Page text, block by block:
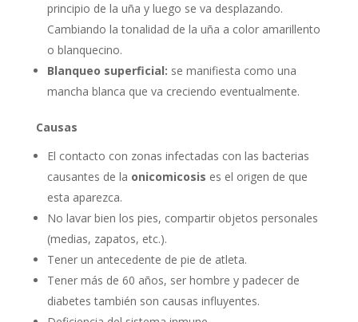
principio de la uña y luego se va desplazando.
Cambiando la tonalidad de la uña a color amarillento
o blanquecino.
Blanqueo superficial: se manifiesta como una
mancha blanca que va creciendo eventualmente.
Causas
El contacto con zonas infectadas con las bacterias
causantes de la onicomicosis es el origen de que
esta aparezca.
No lavar bien los pies, compartir objetos personales
(medias, zapatos, etc.).
Tener un antecedente de pie de atleta.
Tener más de 60 años, ser hombre y padecer de
diabetes también son causas influyentes.